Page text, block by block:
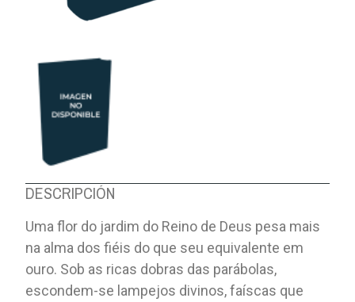
DESCRIPCIÓN
Uma flor do jardim do Reino de Deus pesa mais
na alma dos fiéis do que seu equivalente em
ouro. Sob as ricas dobras das parábolas,
escondem-se lampejos divinos, faíscas que